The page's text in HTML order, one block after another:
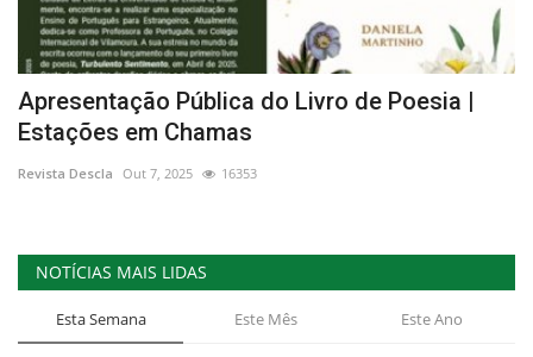
Contactos
Sobre Nós
Educação
Estatuto Editorial
Saúde
Ficha técnica
Apresentação Pública do Livro de Poesia |
Estações em Chamas
Revista Descla Out 7, 2025 16353
NOTÍCIAS MAIS LIDAS
Esta Semana Este Mês Este Ano